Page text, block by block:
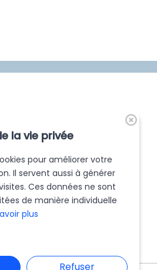
la vie privée
pour améliorer votre
Il servent aussi à générer
Ces données ne sont
de manière individuelle
plus
Refuser